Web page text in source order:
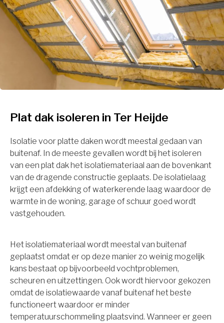
Plat dak isoleren in Ter Heijde
Isolatie voor platte daken wordt meestal gedaan van
buitenaf. In de meeste gevallen wordt bij het isoleren
van een plat dak het isolatiemateriaal aan de bovenkant
van de dragende constructie geplaats. De isolatielaag
krijgt een afdekking of waterkerende laag waardoor de
warmte in de woning, garage of schuur goed wordt
vastgehouden.
Het isolatiemateriaal wordt meestal van buitenaf
geplaatst omdat er op deze manier zo weinig mogelijk
kans bestaat op bijvoorbeeld vochtproblemen,
scheuren en uitzettingen. Ook wordt hiervoor gekozen
omdat de isolatiewaarde vanaf buitenaf het beste
functioneert waardoor er minder
temperatuurschommeling plaatsvind. Wanneer er geen